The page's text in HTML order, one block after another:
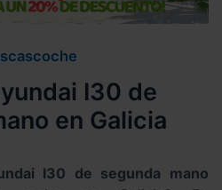
I30 de
en Galicia
I30 de segunda mano